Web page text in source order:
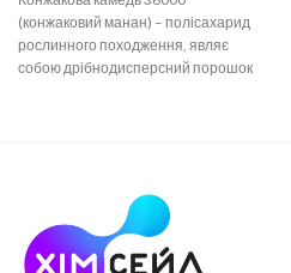
(конжаковий манан) – полісахарид
рослинного походження, являє
собою дрібнодисперсний порошок